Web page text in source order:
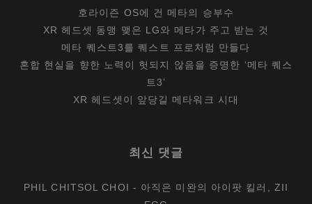
호라이즌 OS에 건 메타의 승부수
XR 헤드셋 동맹 맺은 LG와 메타가 주고 받는 것
메타 퀘스트3를 퀘스트 프로처럼 만들다
혼합 현실을 향한 노력이 헛되지 않음을 증명한 ‘메타 퀘스
트3’
XR 헤드셋이 앞당길 메타워크 시대
최신 댓글
PHIL CHITSOL CHOI - 아직은 미완의 아이팟 킬러, ZII